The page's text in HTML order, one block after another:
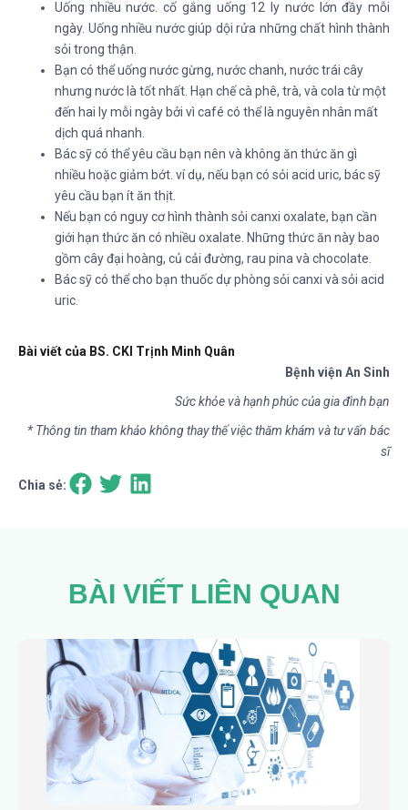
Uống nhiều nước. cố gắng uống 12 ly nước lớn đầy mỗi
ngày. Uống nhiều nước giúp dội rửa những chất hình thành
sỏi trong thận.
Bạn có thể uống nước gừng, nước chanh, nước trái cây
nhưng nước là tốt nhất. Hạn chế cà phê, trà, và cola từ một
đến hai ly mỗi ngày bởi vì café có thể là nguyên nhân mất
dịch quá nhanh.
Bác sỹ có thể yêu cầu bạn nên và không ăn thức ăn gì
nhiều hoặc giảm bớt. ví dụ, nếu bạn có sỏi acid uric, bác sỹ
yêu cầu bạn ít ăn thịt.
Nếu bạn có nguy cơ hình thành sỏi canxi oxalate, bạn cần
giới hạn thức ăn có nhiều oxalate. Những thức ăn này bao
gồm cây đại hoàng, củ cải đường, rau pina và chocolate.
Bác sỹ có thể cho bạn thuốc dự phòng sỏi canxi và sỏi acid
uric.
Bài viết của BS. CKI Trịnh Minh Quân
Bệnh viện An Sinh
Sức khỏe và hạnh phúc của gia đình bạn
* Thông tin tham khảo không thay thế việc thăm khám và tư vấn bác
sĩ
Chia sẻ:
BÀI VIẾT LIÊN QUAN